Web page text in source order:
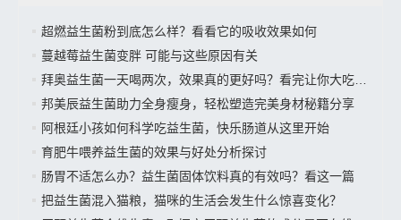
超燃益生菌粉到底怎么样？看看它的吸收效果如何
蔓越莓益生菌变胖 可能与这些原因有关
拜奥益生菌一天喝两次，效果真的更好吗？看完让你大吃一惊
邦美辰益生菌助力全身瘦身，轻松塑造完美身材秘籍分享
阿根廷小孩如何科学吃益生菌，快乐肠道从这里开始
育肥牛喂养益生菌的效果与好处分析探讨
肠胃不适怎么办？益生菌固体饮料真的有效吗？看这一篇
把益生菌混入猫粮，猫咪的生活会发生什么惊喜变化？